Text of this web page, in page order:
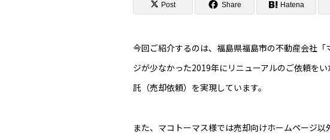
Post Share Hatena
今回ご紹介するのは、福島県福島市の不動産会社
ジが少なかった2019年にリニューアルのご依頼を
託（売却依頼）を実現しています。
また、マコトーマス様では売却向けホームページ